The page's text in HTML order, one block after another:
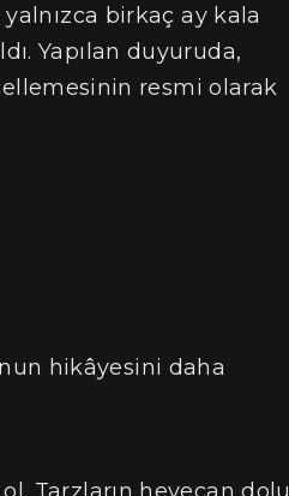
yalnızca birkaç ay kala
Yapılan duyuruda,
resmi olarak
hikâyesini daha